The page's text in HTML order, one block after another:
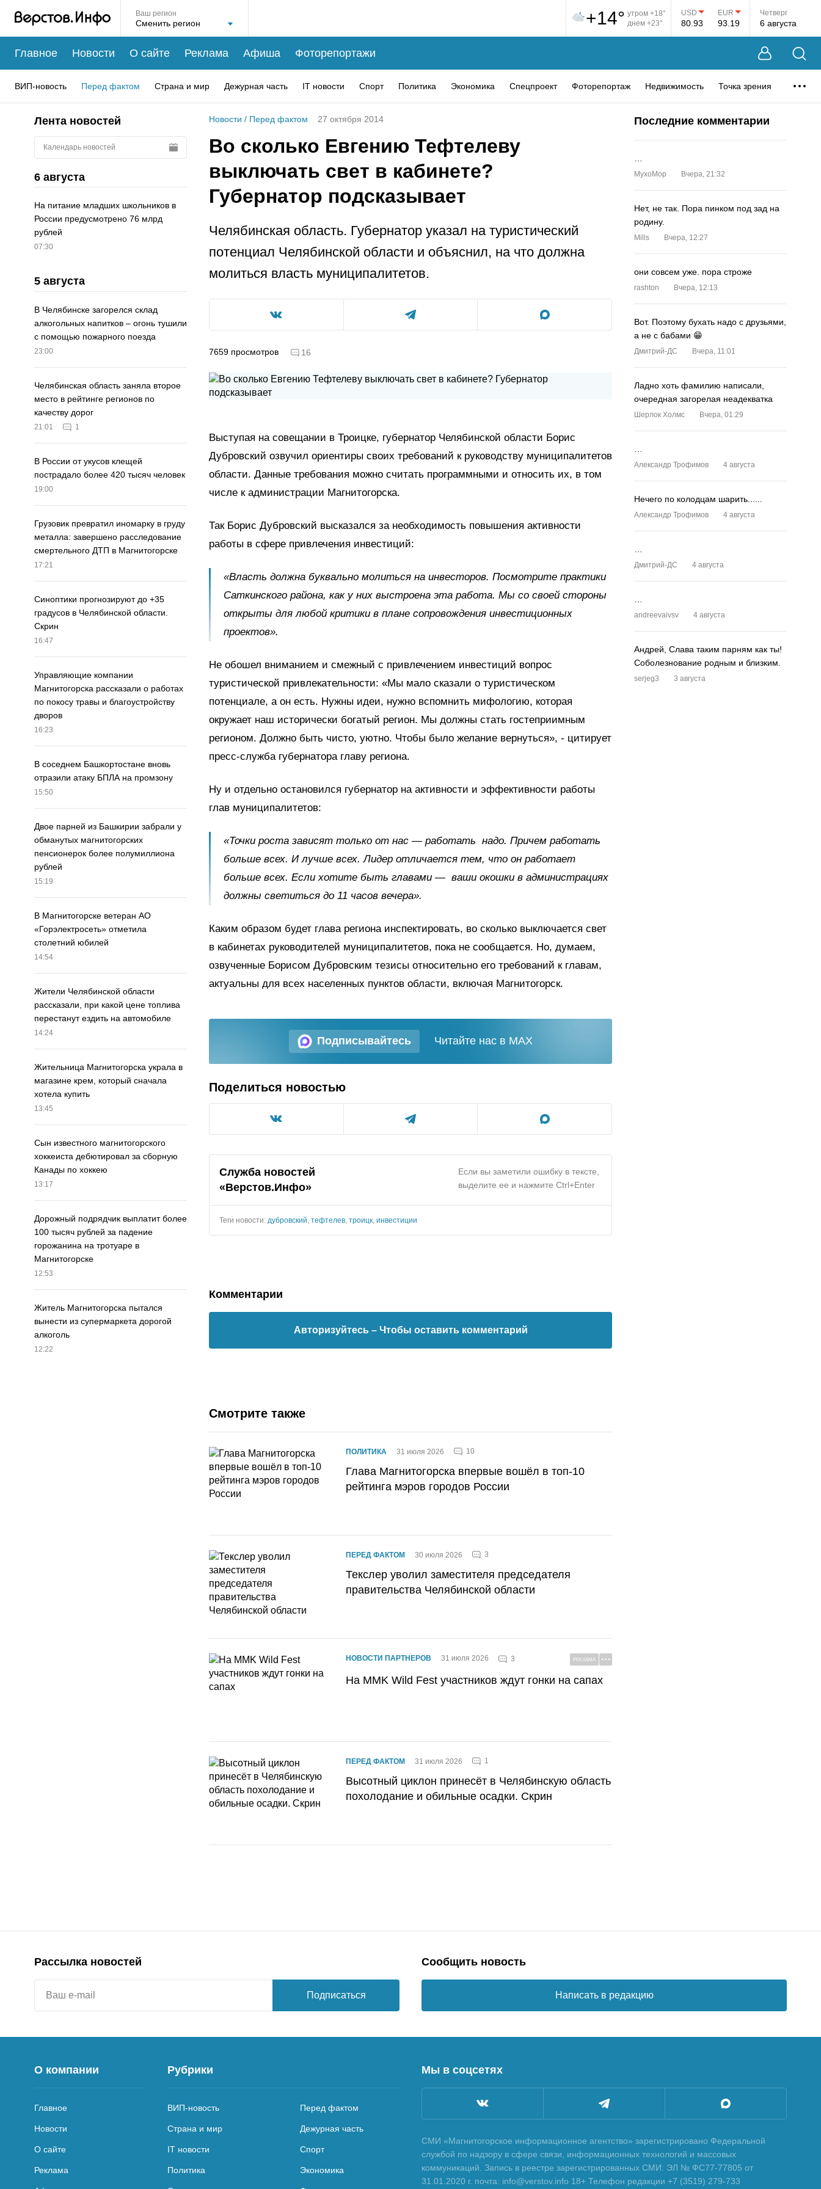
Ваш регион +14° утром +18°
днем +23°
USD
80.93
EUR
93.19
Четверг
6 августа
Главное Новости О сайте Реклама Афиша Фоторепортажи
ВИП-новость Перед фактом Страна и мир Дежурная часть IT новости Спорт Политика Экономика Спецпроект Фоторепортаж Недвижимость Точка зрения
Лента новостей
Календарь новостей
6 августа
На питание младших школьников в
России предусмотрено 76 млрд
рублей
07:30
5 августа
В Челябинске загорелся склад
алкогольных напитков – огонь тушили
с помощью пожарного поезда
23:00
Челябинская область заняла второе
место в рейтинге регионов по
качеству дорог
21:01 1
В России от укусов клещей
пострадало более 420 тысяч человек
19:00
Грузовик превратил иномарку в груду
металла: завершено расследование
смертельного ДТП в Магнитогорске
17:21
Синоптики прогнозируют до +35
градусов в Челябинской области.
Скрин
16:47
Управляющие компании
Магнитогорска рассказали о работах
по покосу травы и благоустройству
дворов
16:23
В соседнем Башкортостане вновь
отразили атаку БПЛА на промзону
15:50
Двое парней из Башкирии забрали у
обманутых магнитогорских
пенсионерок более полумиллиона
рублей
15:19
В Магнитогорске ветеран АО
«Горэлектросеть» отметила
столетний юбилей
14:54
Жители Челябинской области
рассказали, при какой цене топлива
перестанут ездить на автомобиле
14:24
Жительница Магнитогорска украла в
магазине крем, который сначала
хотела купить
13:45
Сын известного магнитогорского
хоккеиста дебютировал за сборную
Канады по хоккею
13:17
Дорожный подрядчик выплатит более
100 тысяч рублей за падение
горожанина на тротуаре в
Магнитогорске
12:53
Житель Магнитогорска пытался
вынести из супермаркета дорогой
алкоголь
12:22
Новости / Перед фактом 27 октября 2014
Во сколько Евгению Тефтелеву
выключать свет в кабинете?
Губернатор подсказывает
Челябинская область. Губернатор указал на туристический
потенциал Челябинской области и объяснил, на что должна
молиться власть муниципалитетов.
7659 просмотров 16
Выступая на совещании в Троицке, губернатор Челябинской области Борис
Дубровский озвучил ориентиры своих требований к руководству муниципалитетов
области. Данные требования можно считать программными и относить их, в том
числе к администрации Магнитогорска.
Так Борис Дубровский высказался за необходимость повышения активности
работы в сфере привлечения инвестиций:
«Власть должна буквально молиться на инвесторов. Посмотрите практики
Саткинского района, как у них выстроена эта работа. Мы со своей стороны
открыты для любой критики в плане сопровождения инвестиционных
проектов».
Не обошел вниманием и смежный с привлечением инвестиций вопрос
туристической привлекательности: «Мы мало сказали о туристическом
потенциале, а он есть. Нужны идеи, нужно вспомнить мифологию, которая
окружает наш исторически богатый регион. Мы должны стать гостеприимным
регионом. Должно быть чисто, уютно. Чтобы было желание вернуться», - цитирует
пресс-служба губернатора главу региона.
Ну и отдельно остановился губернатор на активности и эффективности работы
глав муниципалитетов:
«Точки роста зависят только от нас — работать надо. Причем работать
больше всех. И лучше всех. Лидер отличается тем, что он работает
больше всех. Если хотите быть главами — ваши окошки в администрациях
должны светиться до 11 часов вечера».
Каким образом будет глава региона инспектировать, во сколько выключается свет
в кабинетах руководителей муниципалитетов, пока не сообщается. Но, думаем,
озвученные Борисом Дубровским тезисы относительно его требований к главам,
актуальны для всех населенных пунктов области, включая Магнитогорск.
Подписывайтесь Читайте нас в MAX
Поделиться новостью
Служба новостей
«Верстов.Инфо»
Если вы заметили ошибку в тексте,
выделите ее и нажмите Ctrl+Enter
Теги новости: дубровский тефтелев троицк инвестиции
Комментарии
Авторизуйтесь – Чтобы оставить комментарий
Смотрите также
ПОЛИТИКА 31 июля 2026 10
Глава Магнитогорска впервые вошёл в топ-10
рейтинга мэров городов России
ПЕРЕД ФАКТОМ 30 июля 2026 3
Текслер уволил заместителя председателя
правительства Челябинской области
НОВОСТИ ПАРТНЕРОВ 31 июля 2026 3 РЕКЛАМА
На MMK Wild Fest участников ждут гонки на сапах
ПЕРЕД ФАКТОМ 31 июля 2026 1
Высотный циклон принесёт в Челябинскую область
похолодание и обильные осадки. Скрин
Последние комментарии
MyxoMop Вчера, 21:32
Нет, не так. Пора пинком под зад на
родину.
Mills Вчера, 12:27
они совсем уже. пора строже
rashton Вчера, 12:13
Вот. Поэтому бухать надо с друзьями,
а не с бабами 😁
Дмитрий-ДС Вчера, 11:01
Ладно хоть фамилию написали,
очередная загорелая неадекватка
Шерлок Холмс Вчера, 01:29
Александр Трофимов 4 августа
Нечего по колодцам шарить......
Александр Трофимов 4 августа
Дмитрий-ДС 4 августа
andreevaivsv 4 августа
Андрей, Слава таким парням как ты!
Соболезнование родным и близким.
serjeg3 3 августа
Рассылка новостей
Подписаться
Сообщить новость
Написать в редакцию
О компании
Главное
Новости
О сайте
Реклама
Рубрики
ВИП-новость Перед фактом
Страна и мир Дежурная часть
IT новости Спорт
Политика Экономика
Мы в соцсетях
СМИ «Магнитогорское информационное агентство» зарегистрировано Федеральной
службой по надзору в сфере связи, информационных технологий и массовых
коммуникаций. Запись в реестре зарегистрированных СМИ: ЭЛ № ФС77-77805 от
31.01.2020 г. почта: info@verstov.info 18+ Телефон редакции +7 (3519) 279-733